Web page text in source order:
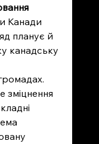
Канади
планує й
канадську
зміцнення